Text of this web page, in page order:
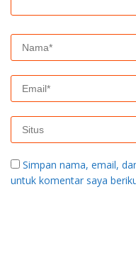
Simpan nama, email,
untuk komentar saya